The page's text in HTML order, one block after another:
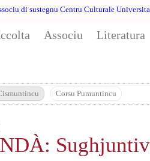
Associu Literatura
Corsu Pumuntincu